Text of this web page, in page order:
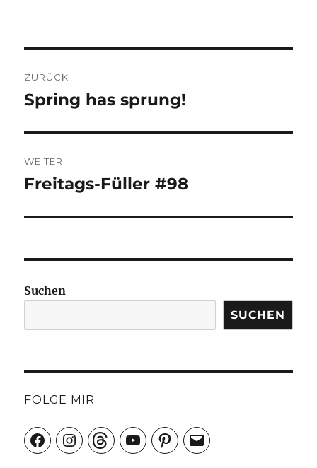
ZURÜCK
Vorheriger
Spring has sprung!
WEITER
Nächster
Freitags-Füller #98
Suchen
SUCHEN
FOLGE MIR
FacebookInstagramThreadsYouTubePinterest
E-
Mail